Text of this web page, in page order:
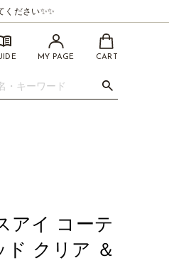
ださい✨✨
MY PAGE CART
アイ コーテ
クリア ＆